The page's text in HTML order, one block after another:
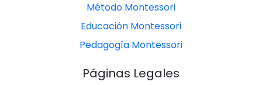
Método Montessori
Educación Montessori
Pedagogía Montessori
Páginas Legales